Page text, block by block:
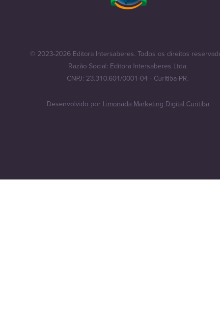
© 2023-2026 Editora Intersaberes. Todos os direitos
Razão Social: Editora Intersaberes Ltda.
CNPJ: 23.310.601/0001-04 - Curitiba-PR.
Desenvolvido por Limonada Marketing Digital Curitiba